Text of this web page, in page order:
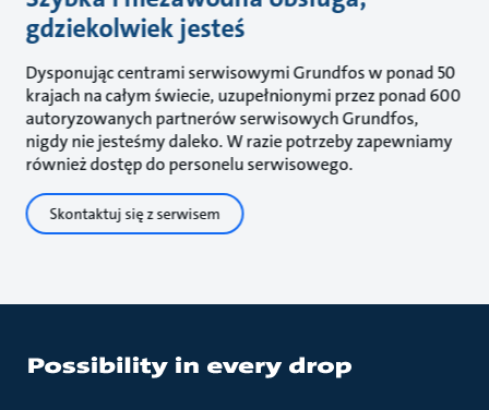
gdziekolwiek jesteś
Dysponując centrami serwisowymi Grundfos w ponad 50
krajach na całym świecie, uzupełnionymi przez ponad 600
autoryzowanych partnerów serwisowych Grundfos,
nigdy nie jesteśmy daleko. W razie potrzeby zapewniamy
również dostęp do personelu serwisowego.
Skontaktuj się z serwisem